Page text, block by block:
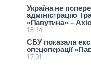
Україна не
адміністрацію
«Павутина» –
18:14
СБУ показала
спецоперації
17:01